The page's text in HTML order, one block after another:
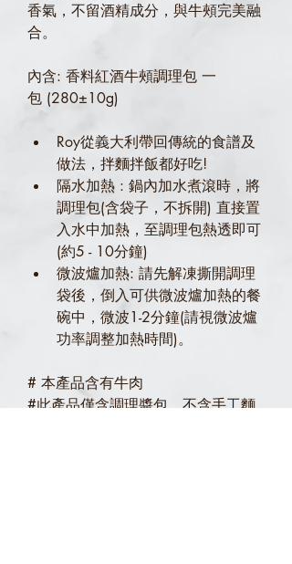
香氣，不留酒精成分，與牛頰完美融
合。
內含: 香料紅酒牛頰調理包 一
包 (280±10g)
Roy從義大利帶回傳統的食譜及
做法，拌麵拌飯都好吃!
隔水加熱 : 鍋內加水煮滾時，將
調理包(含袋子，不拆開) 直接置
入水中加熱，至調理包熱透即可
(約5 - 10分鐘)
微波爐加熱: 請先解凍撕開調理
袋後，倒入可供微波爐加熱的餐
碗中，微波1-2分鐘(請視微波爐
功率調整加熱時間)。
# 本產品含有牛肉
#此產品僅含調理醬包，不含手工麵